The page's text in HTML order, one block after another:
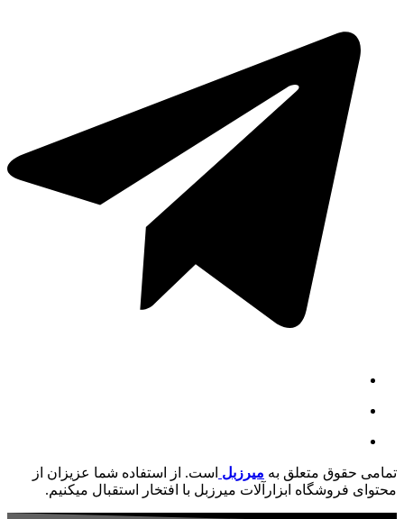
تمامی حقوق متعلق به میرزبل است. از استفاده شما عزیزان از
محتوای فروشگاه ابزارآلات میرزبل با افتخار استقبال میکنیم.